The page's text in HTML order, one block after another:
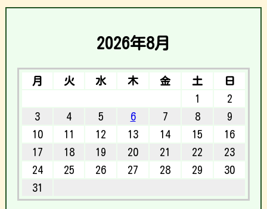
2026年8月
月 火 水 木 金 土
日
1
2
3
4 5 6 7 8
9
10
11 12 13 14 15
16
17
18 19 20 21 22
23
24
25 26 27 28 29
30
31